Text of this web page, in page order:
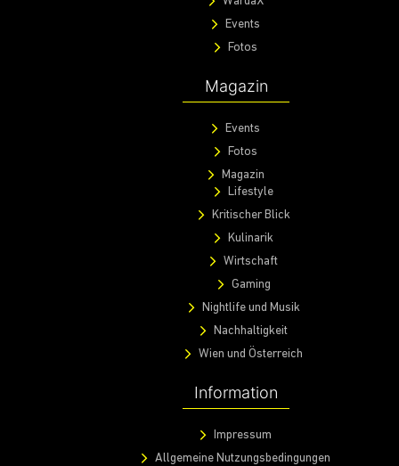
Events
Fotos
Magazin
Events
Fotos
Magazin
Lifestyle
Kritischer Blick
Kulinarik
Wirtschaft
Gaming
Nightlife und Musik
Nachhaltigkeit
Wien und Österreich
Information
Impressum
Allgemeine Nutzungsbedingungen